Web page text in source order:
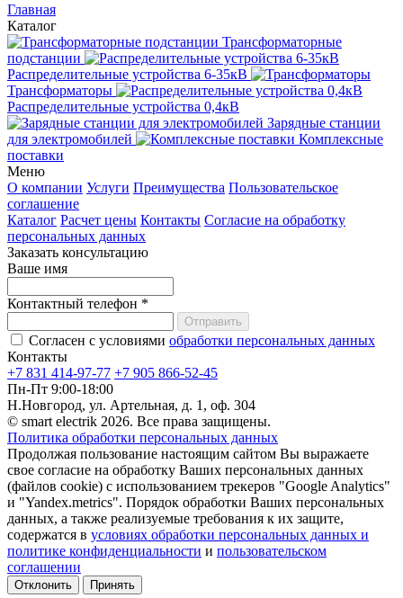
Главная
Каталог
Трансформаторные
подстанции
Распределительные устройства 6-35кВ
Трансформаторы
Распределительные устройства 0,4кВ
Зарядные станции
для электромобилей
Комплексные
поставки
Меню
О компании Услуги Преимущества Пользовательское
соглашение
Каталог Расчет цены Контакты Согласие на обработку
персональных данных
Заказать консультацию
Ваше имя
Контактный телефон *
Отправить
Согласен с условиями обработки персональных данных
Контакты
+7 831 414-97-77 +7 905 866-52-45
Пн-Пт 9:00-18:00
Н.Новгород, ул. Артельная, д. 1, оф. 304
© smart electrik 2026. Все права защищены.
Политика обработки персональных данных
Продолжая пользование настоящим сайтом Вы выражаете
свое согласие на обработку Ваших персональных данных
(файлов cookie) с использованием трекеров "Google Analytics"
и "Yandex.metrics". Порядок обработки Ваших персональных
данных, а также реализуемые требования к их защите,
содержатся в условиях обработки персональных данных и
политике конфиденциальности и пользовательском
соглашении
Отклонить Принять